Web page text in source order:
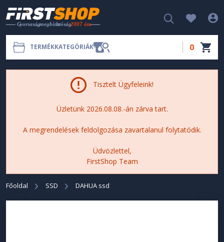
TERMÉKKATEGÓRIÁK 0
Tisztelt Ügyfeleink!
Üzletünk 2026.08.08.-án zárva tart.
A megrendelések feldolgozása zavartalanul folytatódik.
Üdvözlettel,
FirstShop Team
Főoldal SSD DAHUA ssd